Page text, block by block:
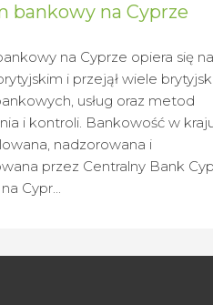
bankowy na Cyprze
na Cyprze opiera się na
i przejął wiele
usług oraz metod
i kontroli. Bankowość w
nadzorowana i
przez Centralny Bank
Cypr...